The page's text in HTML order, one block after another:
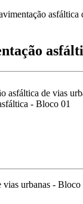
asfáltica de vias
- Bloco 01
urbanas - Bloco